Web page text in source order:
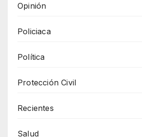
Opinión
Policiaca
Política
Protección Civil
Recientes
Salud